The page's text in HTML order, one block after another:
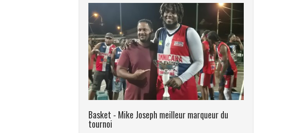
Basket - Mike Joseph meilleur marqueur du
tournoi